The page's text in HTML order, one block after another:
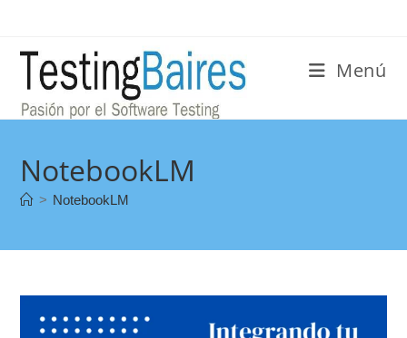
Menú
NotebookLM
> NotebookLM